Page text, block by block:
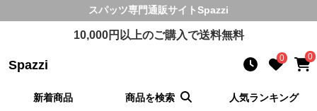
スパッツ専門通販サイトSpazzi
10,000円以上のご購入で送料無料
Spazzi 0 0
新着商品 商品を検索 人気ランキング